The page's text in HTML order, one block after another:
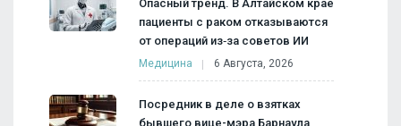
Опасный тренд. В Алтайском крае
пациенты с раком отказываются
от операций из‑за советов ИИ
Медицина 6 Августа, 2026
Посредник в деле о взятках
бывшего вице-мэра Барнаула